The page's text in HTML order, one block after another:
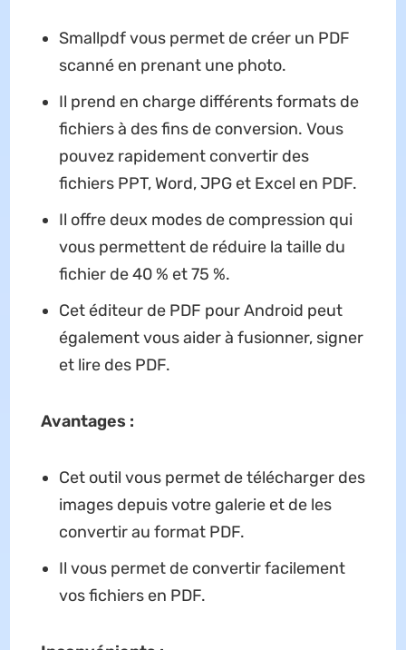
Smallpdf vous permet de créer un PDF
scanné en prenant une photo.
Il prend en charge différents formats de
fichiers à des fins de conversion. Vous
pouvez rapidement convertir des
fichiers PPT, Word, JPG et Excel en PDF.
Il offre deux modes de compression qui
vous permettent de réduire la taille du
fichier de 40 % et 75 %.
Cet éditeur de PDF pour Android peut
également vous aider à fusionner, signer
et lire des PDF.
Avantages :
Cet outil vous permet de télécharger des
images depuis votre galerie et de les
convertir au format PDF.
Il vous permet de convertir facilement
vos fichiers en PDF.